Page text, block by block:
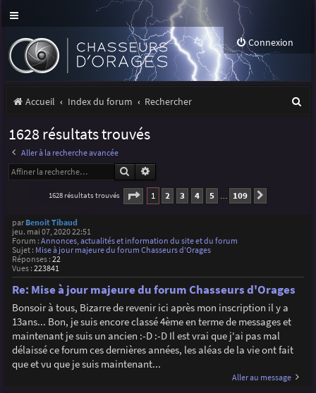
Connexion
Accueil Index du forum Rechercher
1628 résultats trouvés
Aller à la recherche avancée
Rechercher
1628 résultats trouvés Page 1sur 109
1 2 3 4 5 … 109
par Benoit Tibaud
jeu. mai 07, 2020 22:51
Forum : Annonces, actualités et information du site et du forum
Sujet : Mise à jour majeure du forum Chasseurs d'Orages
Réponses : 22
Vues : 223841
Re: Mise à jour majeure du forum Chasseurs d'Orages
Bonsoir à tous, Bizarre de revenir ici après mon inscription il y a
13ans... Bon, je suis encore classé 4ème en terme de messages et
maintenant je suis un ancien :-D :-D Il est vrai que j'ai pas mal
délaissé ce forum ces dernières années, les aléas de la vie ont fait
que et vu que je suis maintenant...
Aller au message